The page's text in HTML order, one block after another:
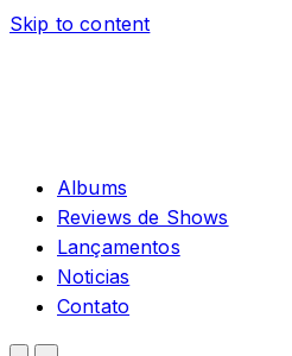
Skip to content
Albums
Reviews de Shows
Lançamentos
Noticias
Contato